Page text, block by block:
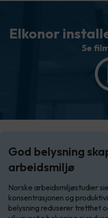
Elkonor
Se
God belysning
arbeidsmiljø
Norske arbeidsmiljøstudier
konsentrasjonen og
belysning reduserer tretthet